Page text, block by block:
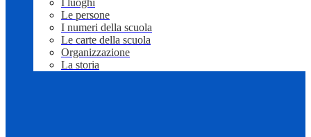
I luoghi
Le persone
I numeri della scuola
Le carte della scuola
Organizzazione
La storia